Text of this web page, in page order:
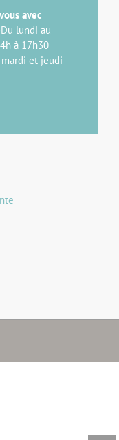
avec
Du lundi au
à 17h30
et jeudi